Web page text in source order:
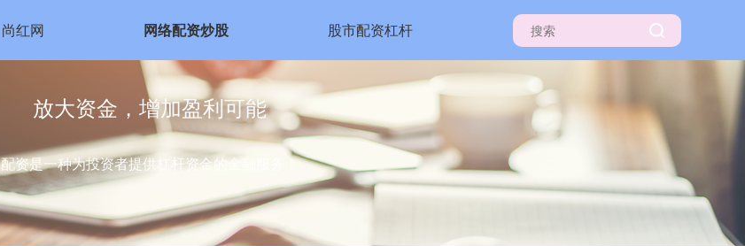
尚红网 网络配资炒股 股市配资杠杆
放大资金，增加盈利可能
配资是一种为投资者提供杠杆资金的金融服务！